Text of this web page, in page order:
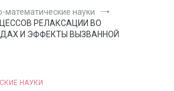
математические науки
РЕЛАКСАЦИИ ВО
И ЭФФЕКТЫ ВЫЗВАННОЙ
НАУКИ